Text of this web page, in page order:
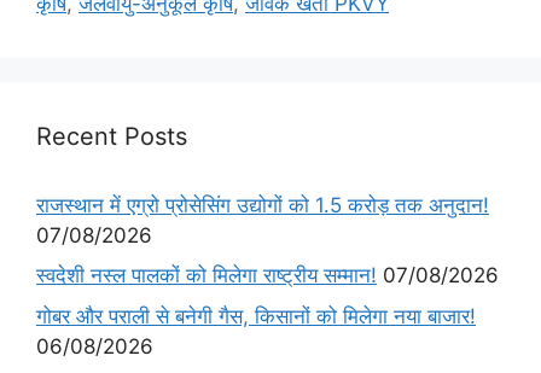
Recent Posts
राजस्थान में एग्रो प्रोसेसिंग उद्योगों को 1.5 करोड़ तक अनुदान!
07/08/2026
स्वदेशी नस्ल पालकों को मिलेगा राष्ट्रीय सम्मान! 07/08/2026
गोबर और पराली से बनेगी गैस, किसानों को मिलेगा नया बाजार!
06/08/2026